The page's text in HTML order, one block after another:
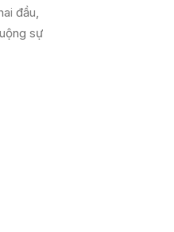
đầu,
sự